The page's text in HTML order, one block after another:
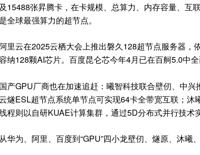
及15488张昇腾卡，在卡规模、总算力、内存容量、互
是全球最强算力的超节点。
阿里云在2025云栖大会上推出磐久128超节点服务器，
纳128颗AI芯片。百度昆仑芯今年4月已在百舸5.0中
国产GPU厂商也在加速追赶：曦智科技联合壁仞、中
燧ESL超节点系统单节点可实现64卡全带宽互联；
程则以自研KUAE计算集群，通过5D分布式并行技术
从华为、阿里、百度到“GPU”四小龙壁仞、燧原、沐曦